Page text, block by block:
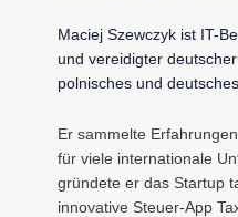
Maciej Szewczyk ist IT-
und vereidigter
polnisches und
Er sammelte
für viele internationale
gründete er das Startup
innovative Steuer-App